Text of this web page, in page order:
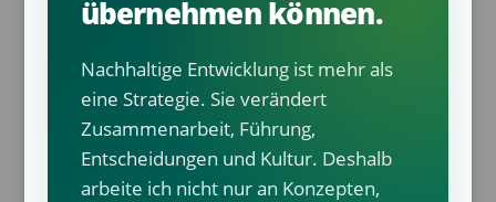
übernehmen können.
Nachhaltige Entwicklung ist mehr als
eine Strategie. Sie verändert
Zusammenarbeit, Führung,
Entscheidungen und Kultur. Deshalb
arbeite ich nicht nur an Konzepten,